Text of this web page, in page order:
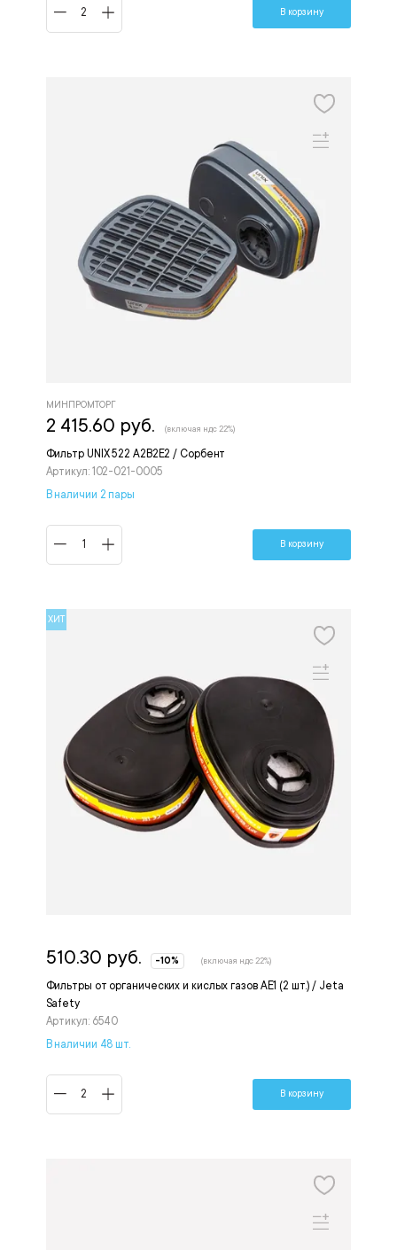
В корзину
Фильтр UNIX 522 А2В2Е2 / Сорбент
Артикул: 102-021-0005
МИНПРОМТОРГ
2 415.60 руб. (включая ндс 22%)
В наличии 2 пары
В корзину
ХИТ
Фильтры от органических и кислых газов AE1 (2 шт.) / Jeta
Safety
Артикул: 6540
510.30 руб. -10% (включая ндс 22%)
В наличии 48 шт.
В корзину